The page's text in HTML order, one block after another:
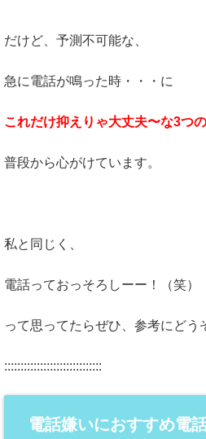
だけど、予測不可能な、
急に電話が鳴った時・・・に
これだけ抑えりゃ大丈夫〜な3つ
普段から心がけています。
私と同じく、
電話っておっそろしーー！（笑）
って思ってたらぜひ、参考にどう
::::::::::::::::::::::::::::::
電話嫌いにおすすめ電